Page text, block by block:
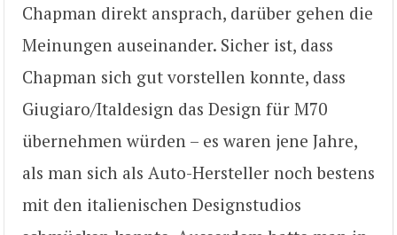
Chapman direkt ansprach, darüber gehen die
Meinungen auseinander. Sicher ist, dass
Chapman sich gut vorstellen konnte, dass
Giugiaro/Italdesign das Design für M70
übernehmen würden – es waren jene Jahre,
als man sich als Auto-Hersteller noch bestens
mit den italienischen Designstudios